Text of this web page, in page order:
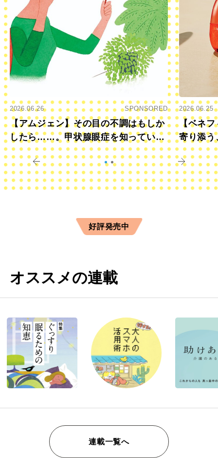
2026.06.26 SPONSORED
【アムジェン】その目の不調はもしか
したら……。甲状腺眼症を知っていま
すか？
2026.06.25
【ベネフ
寄り添う
きに
好評発売中
オススメの連載
連載一覧へ